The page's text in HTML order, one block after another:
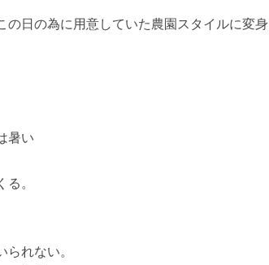
日の為に用意していた農園スタイルに変身
暑い
。
れない。